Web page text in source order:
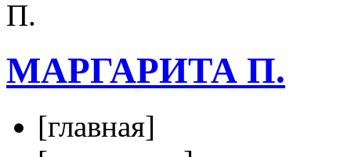
МАРГАРИТА П.
[главная]